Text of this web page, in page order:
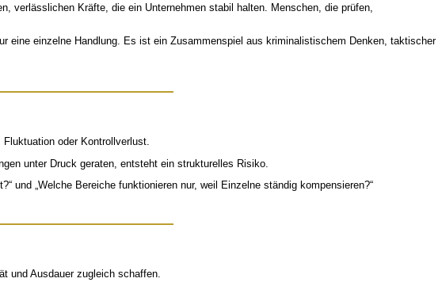
verlässlichen Kräfte, die ein Unternehmen stabil halten. Menschen, die prüfen,
eine einzelne Handlung. Es ist ein Zusammenspiel aus kriminalistischem Denken, taktischer
oder Kontrollverlust.
unter Druck geraten, entsteht ein strukturelles Risiko.
und „Welche Bereiche funktionieren nur, weil Einzelne ständig kompensieren?“
und Ausdauer zugleich schaffen.